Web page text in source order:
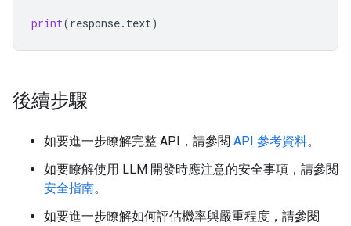
print(response. text)
後續步驟
如要進一步瞭解完整 API，請參閱 API 參考資料。
如要瞭解使用 LLM 開發時應注意的安全事項，請參閱
安全指南。
如要進一步瞭解如何評估機率與嚴重程度，請參閱